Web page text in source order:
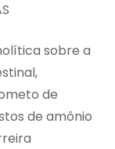
sobre a
de
de amônio